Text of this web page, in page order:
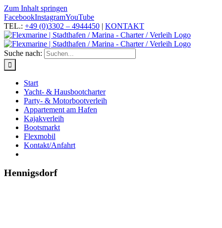
Zum Inhalt springen
FacebookInstagramYouTube
TEL.: +49 (0)3302 – 4944450 | KONTAKT
Suche nach:
Start
Yacht- & Hausbootcharter
Party- & Motorbootverleih
Appartement am Hafen
Kajakverleih
Bootsmarkt
Flexmobil
Kontakt/Anfahrt
Hennigsdorf